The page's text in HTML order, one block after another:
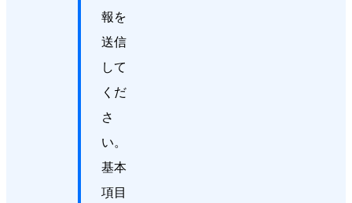
報を
送信
して
くだ
さ
い。
基本
項目